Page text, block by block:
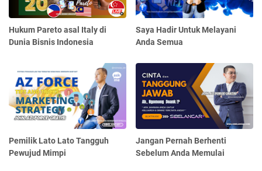
Hukum Pareto asal Italy di
Dunia Bisnis Indonesia
Saya Hadir Untuk Melayani
Anda Semua
Pemilik Lato Lato Tangguh
Pewujud Mimpi
Jangan Pernah Berhenti
Sebelum Anda Memulai